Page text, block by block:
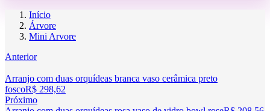
Início
Árvore
Mini Arvore
Anterior
Arranjo com duas orquídeas branca vaso cerâmica preto
foscoR$ 298,62
Próximo